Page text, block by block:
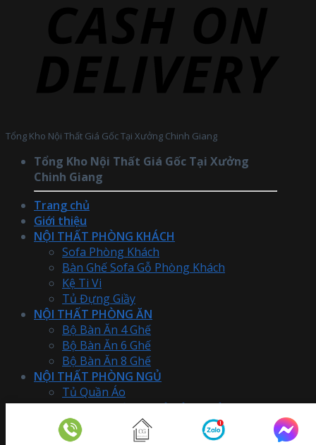
Tổng Kho Nội Thất Giá Gốc Tại Xưởng Chinh Giang
Tổng Kho Nội Thất Giá Gốc Tại Xưởng
Chinh Giang
Trang chủ
Giới thiệu
NỘI THẤT PHÒNG KHÁCH
Sofa Phòng Khách
Bàn Ghế Sofa Gỗ Phòng Khách
Kệ Ti Vi
Tủ Đựng Giầy
NỘI THẤT PHÒNG ĂN
Bộ Bàn Ăn 4 Ghế
Bộ Bàn Ăn 6 Ghế
Bộ Bàn Ăn 8 Ghế
NỘI THẤT PHÒNG NGỦ
Tủ Quần Áo
ComBo Giường Ngủ Tủ Giá Rẻ
Giường Ngủ Trẻ Em
Bàn Trang Điểm